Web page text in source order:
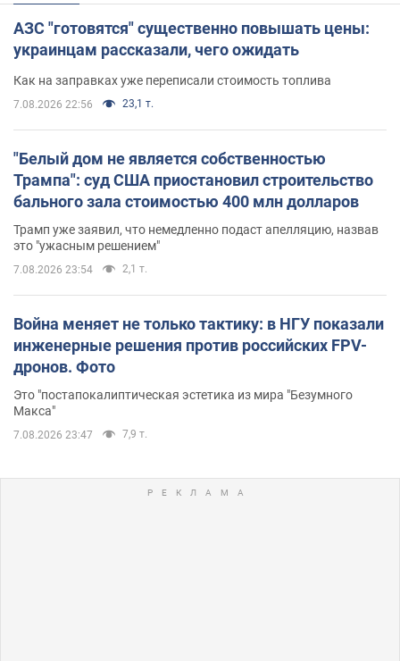
АЗС "готовятся" существенно повышать цены:
украинцам рассказали, чего ожидать
Как на заправках уже переписали стоимость топлива
7.08.2026 22:56 23,1 т.
"Белый дом не является собственностью
Трампа": суд США приостановил строительство
бального зала стоимостью 400 млн долларов
Трамп уже заявил, что немедленно подаст апелляцию, назвав
это "ужасным решением"
7.08.2026 23:54 2,1 т.
Война меняет не только тактику: в НГУ показали
инженерные решения против российских FPV-
дронов. Фото
Это "постапокалиптическая эстетика из мира "Безумного
Макса"
7.08.2026 23:47 7,9 т.